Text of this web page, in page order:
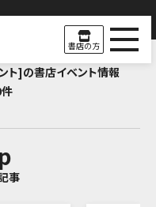
書店の方
ト]の書店イベント情報
事